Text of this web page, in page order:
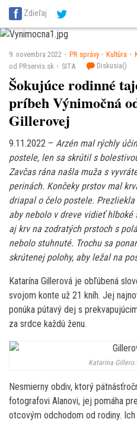
SITA Energetika
SITA Reality
SITA Školstvo
Zdieľaj
9. novembra 2022 PR správy Kultúra
od PRservis.sk
SITA Diskusia()
Šokujúce rodinné
príbeh Výnimočná
Gillerovej
9.11.2022 – Arzén mal rýchly
postele, len sa skrútil s
Zavčas rána našla muža s
perinách. Končeky prstov mal
driapal o čelo postele.
aby nebolo v dreve vidieť hlboké
aj krv na zodratých prstoch s
nebolo stuhnuté. Trochu sa
skrútenej polohy, aby ležal na
Katarína Gillerová je obľúbená
svojom konte už 21 kníh. Jej
ponúka pútavý dej s
za srdce každú ženu.
Katarína
Nesmierny obdiv, ktorý
fotografovi Alanovi, jej pomáha
otcovým odchodom od rodiny.